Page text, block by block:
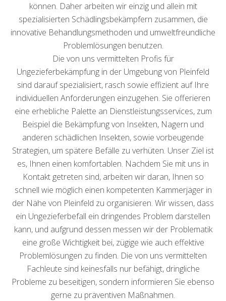
können. Daher arbeiten wir einzig und allein mit
spezialisierten Schädlingsbekämpfern zusammen, die
innovative Behandlungsmethoden und umweltfreundliche
Problemlösungen benutzen.
Die von uns vermittelten Profis für
Ungezieferbekämpfung in der Umgebung von Pleinfeld
sind darauf spezialisiert, rasch sowie effizient auf Ihre
individuellen Anforderungen einzugehen. Sie offerieren
eine erhebliche Palette an Dienstleistungsservices, zum
Beispiel die Bekämpfung von Insekten, Nagern und
anderen schädlichen Insekten, sowie vorbeugende
Strategien, um spätere Befälle zu verhüten. Unser Ziel ist
es, Ihnen einen komfortablen. Nachdem Sie mit uns in
Kontakt getreten sind, arbeiten wir daran, Ihnen so
schnell wie möglich einen kompetenten Kammerjäger in
der Nähe von Pleinfeld zu organisieren. Wir wissen, dass
ein Ungezieferbefall ein dringendes Problem darstellen
kann, und aufgrund dessen messen wir der Problematik
eine große Wichtigkeit bei, zügige wie auch effektive
Problemlösungen zu finden. Die von uns vermittelten
Fachleute sind keinesfalls nur befähigt, dringliche
Probleme zu beseitigen, sondern informieren Sie ebenso
gerne zu präventiven Maßnahmen.